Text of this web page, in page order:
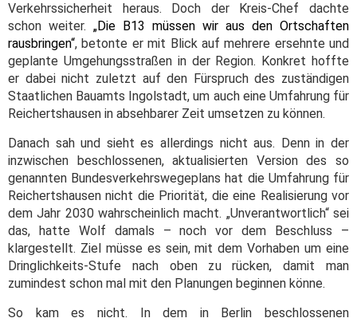
Verkehrssicherheit heraus. Doch der Kreis-Chef dachte
schon weiter. „Die B13 müssen wir aus den Ortschaften
rausbringen“, betonte er mit Blick auf mehrere ersehnte und
geplante Umgehungsstraßen in der Region. Konkret hoffte
er dabei nicht zuletzt auf den Fürspruch des zuständigen
Staatlichen Bauamts Ingolstadt, um auch eine Umfahrung für
Reichertshausen in absehbarer Zeit umsetzen zu können.
Danach sah und sieht es allerdings nicht aus. Denn in der
inzwischen beschlossenen, aktualisierten Version des so
genannten Bundesverkehrswegeplans hat die Umfahrung für
Reichertshausen nicht die Priorität, die eine Realisierung vor
dem Jahr 2030 wahrscheinlich macht. „Unverantwortlich“ sei
das, hatte Wolf damals – noch vor dem Beschluss –
klargestellt. Ziel müsse es sein, mit dem Vorhaben um eine
Dringlichkeits-Stufe nach oben zu rücken, damit man
zumindest schon mal mit den Planungen beginnen könne.
So kam es nicht. In dem in Berlin beschlossenen